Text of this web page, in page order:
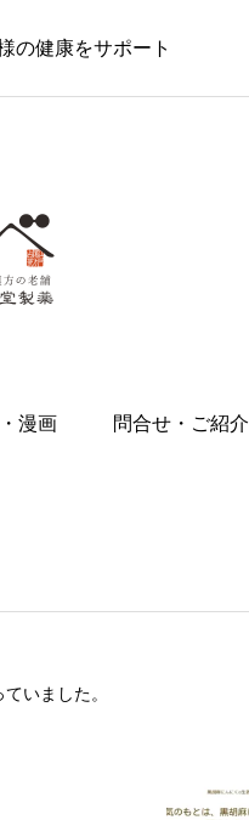
の健康をサポート
漫画 問合せ・ご紹介
いました。